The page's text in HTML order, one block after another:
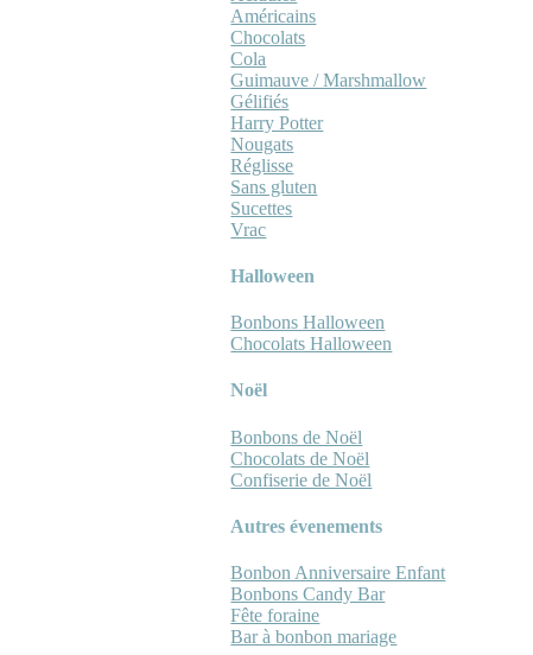
Américains
Chocolats
Cola
Guimauve / Marshmallow
Gélifiés
Harry Potter
Nougats
Réglisse
Sans gluten
Sucettes
Vrac
Halloween
Bonbons Halloween
Chocolats Halloween
Noël
Bonbons de Noël
Chocolats de Noël
Confiserie de Noël
Autres évenements
Bonbon Anniversaire Enfant
Bonbons Candy Bar
Fête foraine
Bar à bonbon mariage